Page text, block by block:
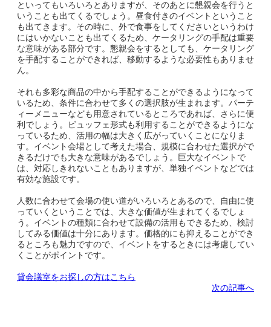
といってもいろいろとありますが、そのあとに懇親会を行うと
いうことも出てくるでしょう。昼食付きのイベントということ
も出てきます。その時に、外で食事をしてくださいというわけ
にはいかないことも出てくるため、ケータリングの手配は重要
な意味がある部分です。懇親会をするとしても、ケータリング
を手配することができれば、移動するような必要性もありませ
ん。
それも多彩な商品の中から手配することができるようになって
いるため、条件に合わせて多くの選択肢が生まれます。パーテ
ィーメニューなども用意されているところであれば、さらに便
利でしょう。ビュッフェ形式も利用することができるようにな
っているため、活用の幅は大きく広がっていくことになりま
す。イベント会場として考えた場合、規模に合わせた選択がで
きるだけでも大きな意味があるでしょう。巨大なイベントで
は、対応しきれないこともありますが、単独イベントなどでは
有効な施設です。
人数に合わせて会場の使い道がいろいろとあるので、自由に使
っていくということでは、大きな価値が生まれてくるでしょ
う。イベントの種類に合わせて設備の活用もできるため、検討
してみる価値は十分にあります。価格的にも抑えることができ
るところも魅力ですので、イベントをするときには考慮してい
くことがポイントです。
貸会議室をお探しの方はこちら
次の記事へ